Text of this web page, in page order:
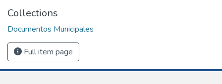
Collections
Documentos Municipales
Full item page